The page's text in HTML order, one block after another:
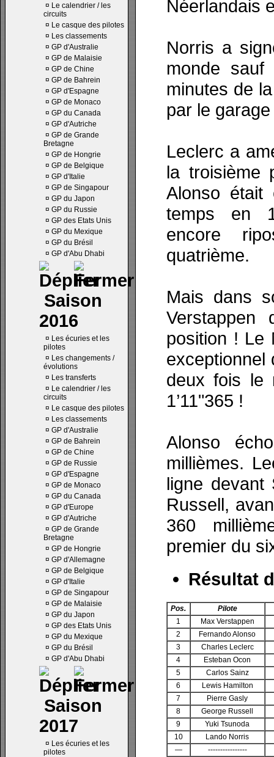
¤ Le calendrier / les
circuits
¤ Le casque des pilotes
¤ Les classements
¤ GP d'Australie
¤ GP de Malaisie
¤ GP de Chine
¤ GP de Bahrein
¤ GP d'Espagne
¤ GP de Monaco
¤ GP du Canada
¤ GP d'Autriche
¤ GP de Grande
Bretagne
¤ GP de Hongrie
¤ GP de Belgique
¤ GP d'Italie
¤ GP de Singapour
¤ GP du Japon
¤ GP du Russie
¤ GP des Etats Unis
¤ GP du Mexique
¤ GP du Brésil
¤ GP d'Abu Dhabi
Saison
2016
¤ Les écuries et les
pilotes
¤ Les changements /
évolutions
¤ Les transferts
¤ Le calendrier / les
circuits
¤ Le casque des pilotes
¤ Les classements
¤ GP d'Australie
¤ GP de Bahrein
¤ GP de Chine
¤ GP de Russie
¤ GP d'Espagne
¤ GP de Monaco
¤ GP du Canada
¤ GP d'Europe
¤ GP d'Autriche
¤ GP de Grande
Bretagne
¤ GP de Hongrie
¤ GP d'Allemagne
¤ GP de Belgique
¤ GP d'Italie
¤ GP de Singapour
¤ GP de Malaisie
¤ GP du Japon
¤ GP des Etats Unis
¤ GP du Mexique
¤ GP du Brésil
¤ GP d'Abu Dhabi
Saison
2017
¤ Les écuries et les
pilotes
Néerlandais
Norris a
monde
minutes de
par le
Leclerc a
la troisième
Alonso
temps en
encore
quatrième.
Mais dans
position ! Le
exceptionnel
deux fois le
1’11"365 !
Alonso
millièmes.
ligne devant
Russell,
360
premier du
Résultat
Pos.
Pilote
1
Max Verstappen
2
Fernando Alonso
3
Charles Leclerc
4
Esteban Ocon
5
Carlos Sainz
6
Lewis Hamilton
7
Pierre Gasly
8
George Russell
9
Yuki Tsunoda
10
Lando Norris
—
----------------